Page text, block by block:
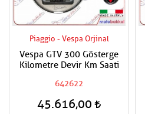
Piaggio - Vespa Orjinal
Vespa GTV 300 Gösterge
Kilometre Devir Km Saati
642622
45.616,00